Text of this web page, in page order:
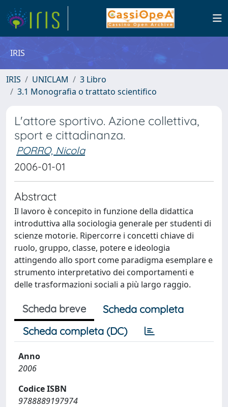
IRIS
IRIS UNICLAM
3 Libro
3.1 Monografia o trattato scientifico
L'attore sportivo. Azione collettiva,
sport e cittadinanza.
PORRO, Nicola
2006-01-01
Abstract
Il lavoro è concepito in funzione della didattica
introduttiva alla sociologia generale per studenti di
scienze motorie. Ripercorre i concetti chiave di
ruolo, gruppo, classe, potere e ideologia
attingendo allo sport come paradigma esemplare e
strumento interpretativo dei comportamenti e
delle trasformazioni sociali a più largo raggio.
Scheda breve
Scheda completa
Scheda completa (DC)
Anno
2006
Codice ISBN
9788889197974